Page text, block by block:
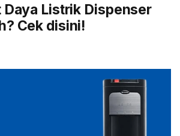
Daya Listrik Dispenser
Cek disini!